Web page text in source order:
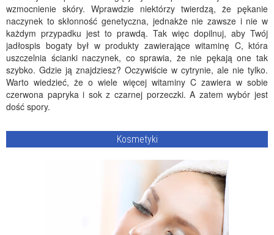
wzmocnienie skóry. Wprawdzie niektórzy twierdzą, że pękanie
naczynek to skłonność genetyczna, jednakże nie zawsze i nie w
każdym przypadku jest to prawdą. Tak więc dopilnuj, aby Twój
jadłospis bogaty był w produkty zawierające witaminę C, która
uszczelnia ścianki naczynek, co sprawia, że nie pękają one tak
szybko. Gdzie ją znajdziesz? Oczywiście w cytrynie, ale nie tylko.
Warto wiedzieć, że o wiele więcej witaminy C zawiera w sobie
czerwona papryka i sok z czarnej porzeczki. A zatem wybór jest
dość spory.
Kosmetyki